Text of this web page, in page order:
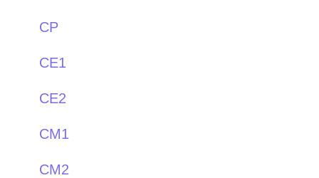
CP
CE1
CE2
CM1
CM2